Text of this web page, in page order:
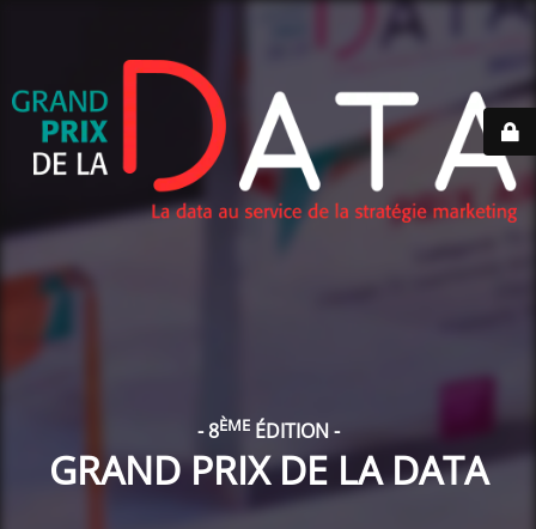
- 8ÈMEÉDITION -
GRAND PRIX DE LA DATA